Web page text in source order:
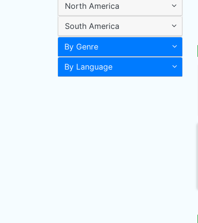
North America
South America
By Genre
By Language